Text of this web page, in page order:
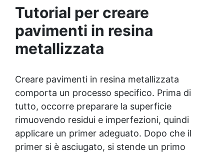
legno, cemento e epossidiche. ✅ Economica
e Conveniente: Con una resa di 100-120 ml
per metro quadro, una confezione da 3,6 litri
copre fino a 39 m², rendendo FLOOR SHIELD
una soluzione conveniente per la protezione
può essere ripristinata con una mano di
prodotto anche dopo un anno.
Tutorial per creare
pavimenti in resina
metallizzata
Creare pavimenti in resina metallizzata
comporta un processo specifico. Prima di
tutto, occorre preparare la superficie
rimuovendo residui e imperfezioni, quindi
applicare un primer adeguato. Dopo che il
primer si è asciugato, si stende un primo